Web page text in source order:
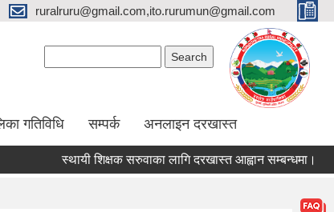
ruralruru@gmail.com,ito.rurumun@gmail.com
गतिविधि सम्पर्क अनलाइन दरखास्त
स्थायी शिक्षक सरुवाका लागि दरखास्त आह्वान सम्बन्धमा।